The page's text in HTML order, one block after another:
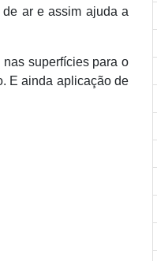
ar e assim ajuda a
superfícies para o
E ainda aplicação de